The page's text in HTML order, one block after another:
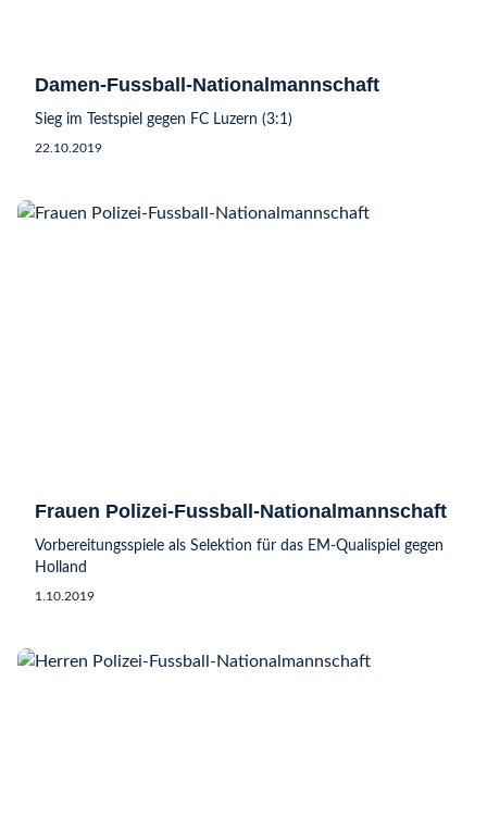
Damen-Fussball-Nationalmannschaft
Sieg im Testspiel gegen FC Luzern (3:1)
22.10.2019
Frauen Polizei-Fussball-Nationalmannschaft
Vorbereitungsspiele als Selektion für das EM-Qualispiel gegen
Holland
1.10.2019